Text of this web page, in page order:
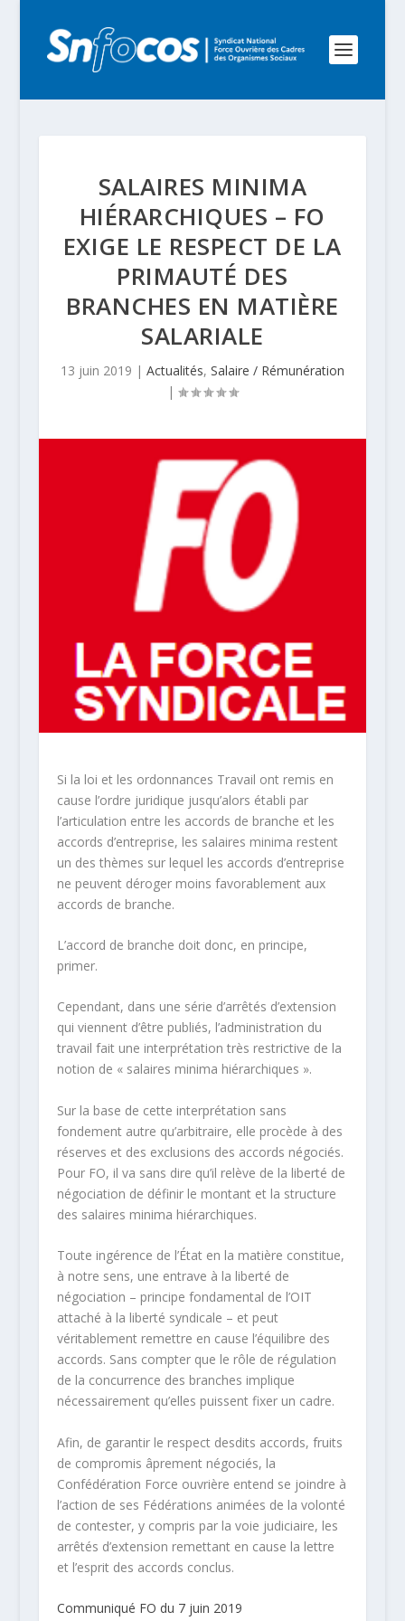
SALAIRES MINIMA
HIÉRARCHIQUES – FO
EXIGE LE RESPECT DE LA
PRIMAUTÉ DES
BRANCHES EN MATIÈRE
SALARIALE
13 juin 2019 | Actualités, Salaire / Rémunération
|
Si la loi et les ordonnances Travail ont remis en
cause l’ordre juridique jusqu’alors établi par
l’articulation entre les accords de branche et les
accords d’entreprise, les salaires minima restent
un des thèmes sur lequel les accords d’entreprise
ne peuvent déroger moins favorablement aux
accords de branche.
L’accord de branche doit donc, en principe,
primer.
Cependant, dans une série d’arrêtés d’extension
qui viennent d’être publiés, l’administration du
travail fait une interprétation très restrictive de la
notion de « salaires minima hiérarchiques ».
Sur la base de cette interprétation sans
fondement autre qu’arbitraire, elle procède à des
réserves et des exclusions des accords négociés.
Pour FO, il va sans dire qu’il relève de la liberté de
négociation de définir le montant et la structure
des salaires minima hiérarchiques.
Toute ingérence de l’État en la matière constitue,
à notre sens, une entrave à la liberté de
négociation – principe fondamental de l’OIT
attaché à la liberté syndicale – et peut
véritablement remettre en cause l’équilibre des
accords. Sans compter que le rôle de régulation
de la concurrence des branches implique
nécessairement qu’elles puissent fixer un cadre.
Afin, de garantir le respect desdits accords, fruits
de compromis âprement négociés, la
Confédération Force ouvrière entend se joindre à
l’action de ses Fédérations animées de la volonté
de contester, y compris par la voie judiciaire, les
arrêtés d’extension remettant en cause la lettre
et l’esprit des accords conclus.
Communiqué FO du 7 juin 2019